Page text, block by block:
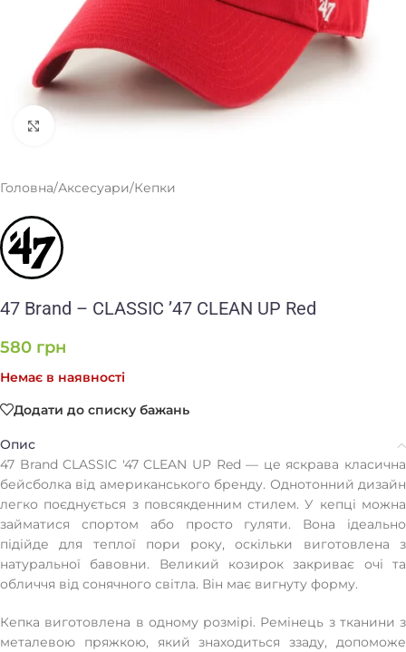
Клацніть, щоб збільшити
Головна/Аксесуари/Кепки
47 Brand – CLASSIC ’47 CLEAN UP Red
580 грн
Немає в наявності
Додати до списку бажань
Опис
47 Brand CLASSIC '47 CLEAN UP Red — це яскрава класична
бейсболка від американського бренду. Однотонний дизайн
легко поєднується з повсякденним стилем. У кепці можна
займатися спортом або просто гуляти. Вона ідеально
підійде для теплої пори року, оскільки виготовлена з
натуральної бавовни. Великий козирок закриває очі та
обличчя від сонячного світла. Він має вигнуту форму.
Кепка виготовлена в одному розмірі. Ремінець з тканини з
металевою пряжкою, який знаходиться ззаду, допоможе